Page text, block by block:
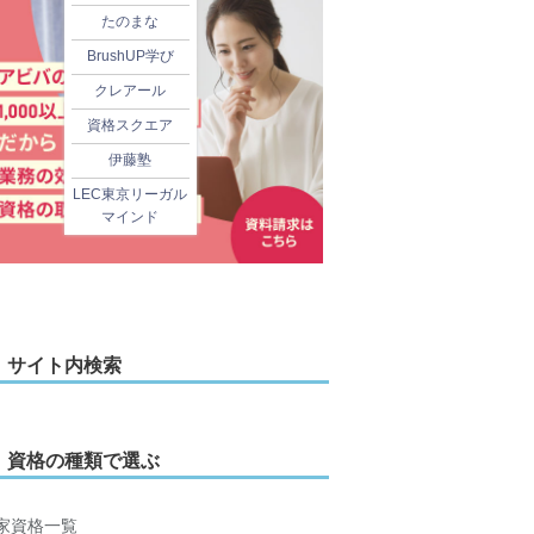
たのまな
BrushUP学び
クレアール
資格スクエア
伊藤塾
LEC東京リーガル
マインド
サイト内検索
資格の種類で選ぶ
資格一覧